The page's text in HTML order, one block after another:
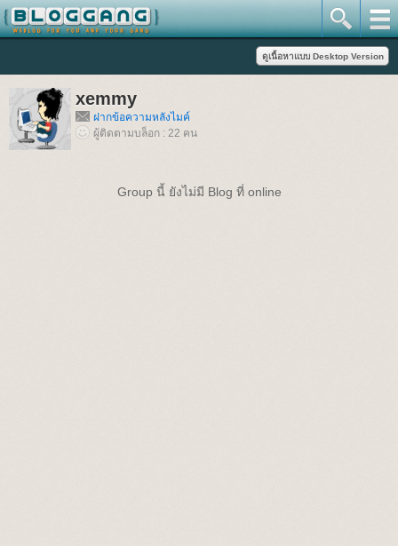
xemmy
ฝากข้อความหลังไมค์
ผู้ติดตามบล็อก : 22 คน
Group นี้ ยังไม่มี Blog ที่ online